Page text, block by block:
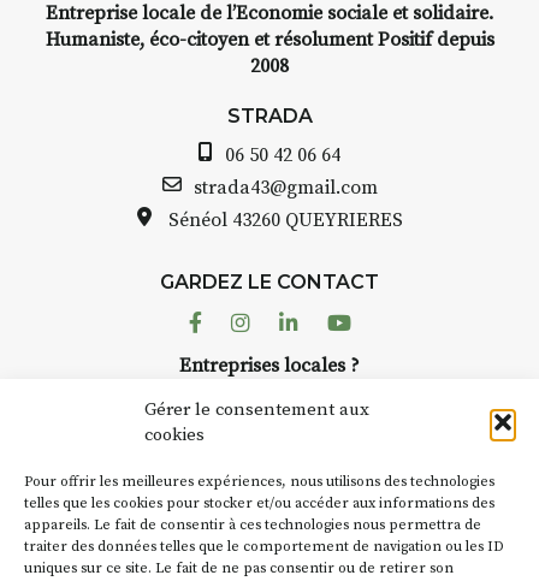
Gérer le consentement aux
cookies
Pour offrir les meilleures expériences, nous utilisons des technologies
telles que les cookies pour stocker et/ou accéder aux informations des
appareils. Le fait de consentir à ces technologies nous permettra de
traiter des données telles que le comportement de navigation ou les ID
uniques sur ce site. Le fait de ne pas consentir ou de retirer son
Entreprise locale de l’Economie sociale et solidaire.
Humaniste, éco-citoyen et résolument Positif depuis
2008
STRADA
06 50 42 06 64
strada43@gmail.com
Sénéol 43260 QUEYRIERES
GARDEZ LE CONTACT
FacebookInstagram
LinkedinYoutube
Entreprises locales ?
Suivez toute l'actu de Strada